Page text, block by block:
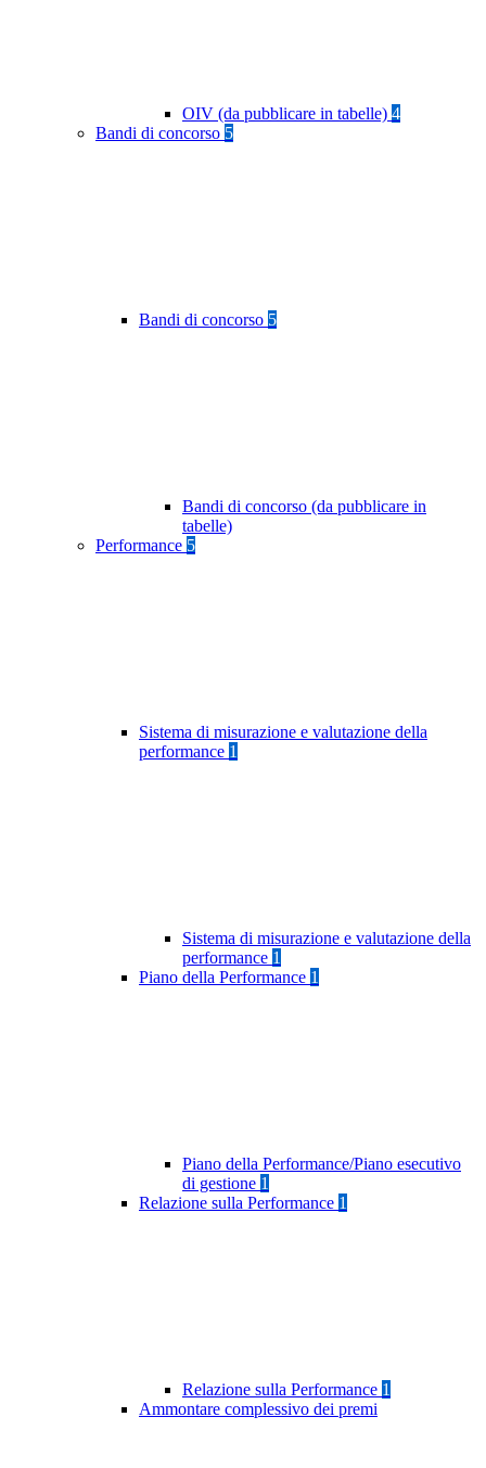
OIV (da pubblicare in tabelle) 4
Bandi di concorso 5
Bandi di concorso 5
Bandi di concorso (da pubblicare in
tabelle)
Performance 5
Sistema di misurazione e valutazione della
performance 1
Sistema di misurazione e valutazione della
performance 1
Piano della Performance 1
Piano della Performance/Piano esecutivo
di gestione 1
Relazione sulla Performance 1
Relazione sulla Performance 1
Ammontare complessivo dei premi